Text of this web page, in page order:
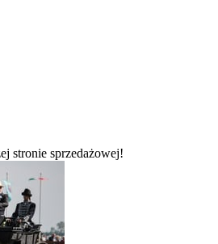
stronie sprzedażowej!